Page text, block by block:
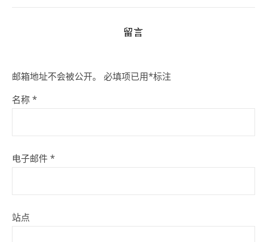
留言
邮箱地址不会被公开。 必填项已用*标注
名称 *
电子邮件 *
站点